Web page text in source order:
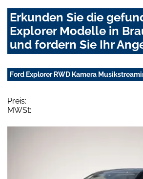
Erkunden Sie die
Explorer Modelle in
und fordern Sie Ihr
Ford Explorer RWD Kamera
Preis:
MWSt: